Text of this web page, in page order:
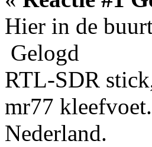
Hier in de
Gelogd
RTL-SDR
mr77
Nederland.